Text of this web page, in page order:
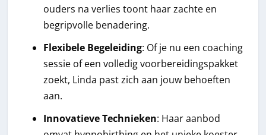
ouders na verlies toont haar zachte en
begripvolle benadering.
Flexibele Begeleiding: Of je nu een coaching
sessie of een volledig voorbereidingspakket
zoekt, Linda past zich aan jouw behoeften
aan.
Innovatieve Technieken: Haar aanbod